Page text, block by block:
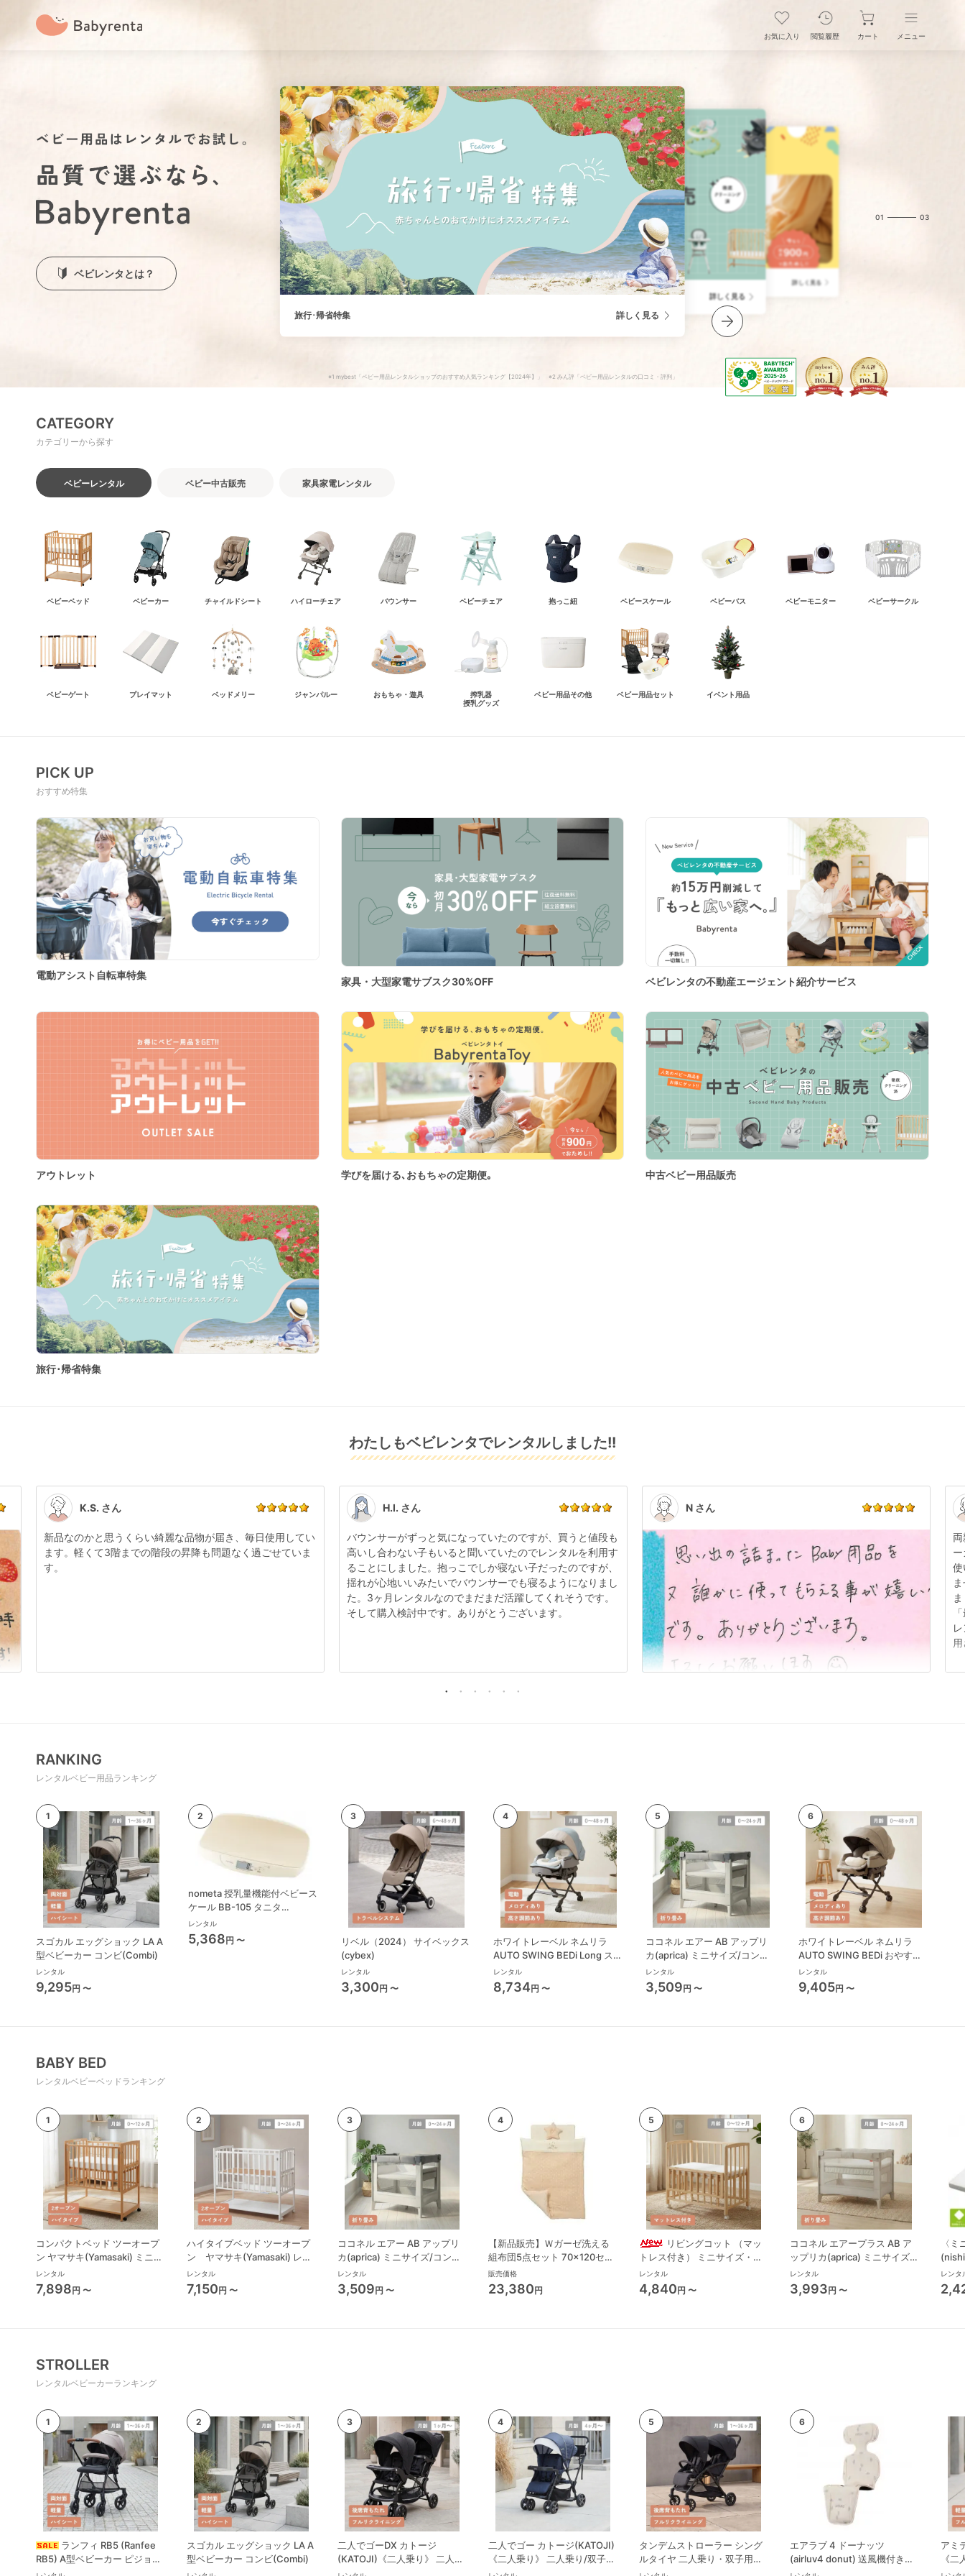
お気に入り 閲覧履歴 カート メニュー
ベビレンタとは？
旅行･帰省特集 詳しく見る
ベビレンタの中古ベビー用品販売 詳しく見る
学びを届ける「ベビレンタトイ」 詳しく見る
01 03
※1 mybest「ベビー用品レンタルショップのおすすめ人気ランキング【2024年】」 ※2 みん評「ベビー用品レンタルの口コミ・評判」
CATEGORY
カテゴリーから探す
ベビーレンタル ベビー中古販売 家具家電レンタル
ベビーベッド ベビーカー チャイルドシート ハイローチェア バウンサー ベビーチェア 抱っこ紐 ベビースケール ベビーバス ベビーモニター ベビーサークル
ベビーゲート プレイマット ベッドメリー ジャンパルー おもちゃ・遊具
搾乳器
授乳グッズ
ベビー用品その他 ベビー用品セット イベント用品
PICK UP
おすすめ特集
電動アシスト自転車特集
家具・大型家電サブスク30%OFF ベビレンタの不動産エージェント紹介サービス
アウトレット 学びを届ける､おもちゃの定期便｡ 中古ベビー用品販売
旅行･帰省特集
わたしもベビレンタでレンタルしました!!
K.S. さん
新品なのかと思うくらい綺麗な品物が届き、毎日使用してい
ます。軽くて3階までの階段の昇降も問題なく過ごせていま
す。
H.I. さん
バウンサーがずっと気になっていたのですが、買うと値段も
高いし合わない子もいると聞いていたのでレンタルを利用す
ることにしました。抱っこでしか寝ない子だったのですが、
揺れが心地いいみたいでバウンサーでも寝るようになりまし
た。3ヶ月レンタルなのでまだまだ活躍してくれそうです。
そして購入検討中です。ありがとうございます。
N さん
使
RANKING
レンタルベビー用品ランキング
スゴカル エッグショック LA A
型ベビーカー コンビ(Combi)
レンタル
9,295円 〜
nometa 授乳量機能付ベビース
ケール BB-105 タニタ
(TANITA) ベビースケール・体
重計
レンタル
5,368円 〜
リベル（2024） サイベックス
(cybex)
レンタル
3,300円 〜
ホワイトレーベル ネムリラ
AUTO SWING BEDi Long スリ
ープシェル EG コンビ(Combi)
ハイローチェア・ベビーラック
レンタル
8,734円 〜
ココネル エアー AB アップリ
カ(aprica) ミニサイズ/コンパ
クトベビーベッド
レンタル
3,509円 〜
ホワイトレーベル ネムリラ
AUTO SWING BEDi おやすみ
ドーム EG コンビ(Combi) ハイ
ローチェア・ベビーラック
レンタル
9,405円 〜
BABY BED
レンタルベビーベッドランキング
コンパクトベッド ツーオープ
ン ヤマサキ(Yamasaki) ミニサ
イズ/コンパクトベビーベッド
レンタル
7,898円 〜
ハイタイプベッド ツーオープ
ン ヤマサキ(Yamasaki) レギ
ュラーサイズベビーベッド
レンタル
7,150円 〜
ココネル エアー AB アップリ
カ(aprica) ミニサイズ/コンパ
クトベビーベッド
レンタル
3,509円 〜
【新品販売】Ｗガーゼ洗える
組布団5点セット 70×120セン
チ マットレス・布団 竹元産興
(takemotosankou)
販売価格
23,380円
リビングコット （マッ
トレス付き） ミニサイズ・コ
ンパクトベビーベッド 大和屋
(Yamatoya)
レンタル
4,840円 〜
ココネル エアープラス AB ア
ップリカ(aprica) ミニサイズ/
コンパクトベビーベッド
レンタル
3,993円 〜
〈
布団
レンタ
STROLLER
レンタルベビーカーランキング
ランフィ RB5 (Ranfee
RB5) A型ベビーカー ピジョン
(pigeon)
スゴカル エッグショック LA A
型ベビーカー コンビ(Combi)
二人でゴーDX カトージ
(KATOJI)《二人乗り》 二人乗
り/双子用ベビーカー
二人でゴー カトージ(KATOJI)
《二人乗り》 二人乗り/双子用
ベビーカー
タンデムストローラー シング
ルタイヤ 二人乗り・双子用ベ
ビーカー カトージ(KATOJI)
エアラブ 4 ドーナッツ
(airluv4 donut) 送風機付きク
ールシート
アミ
《
ベビ